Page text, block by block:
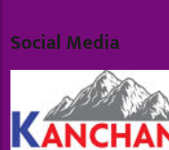
Social Media